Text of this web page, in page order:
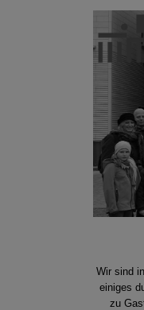
Wir sind
einiges
zu